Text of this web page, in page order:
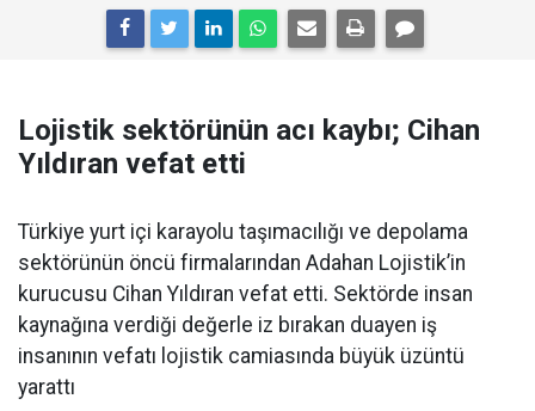
Lojistik sektörünün acı kaybı; Cihan
Yıldıran vefat etti
Türkiye yurt içi karayolu taşımacılığı ve depolama
sektörünün öncü firmalarından Adahan Lojistik’in
kurucusu Cihan Yıldıran vefat etti. Sektörde insan
kaynağına verdiği değerle iz bırakan duayen iş
insanının vefatı lojistik camiasında büyük üzüntü
yarattı